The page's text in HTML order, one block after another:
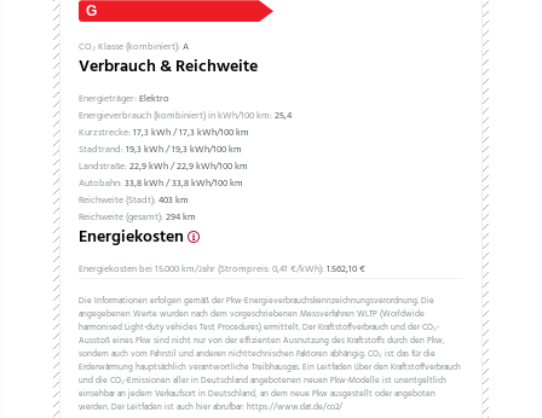
CO₂ Klasse (kombiniert):A
Verbrauch & Reichweite
Energieträger:Elektro
Energieverbrauch (kombiniert) in kWh/100 km:25,4
Kurzstrecke:17,3 kWh / 17,3 kWh/100 km
Stadtrand:19,3 kWh / 19,3 kWh/100 km
Landstraße:22,9 kWh / 22,9 kWh/100 km
Autobahn:33,8 kWh / 33,8 kWh/100 km
Reichweite (Stadt):403 km
Reichweite (gesamt):294 km
Energiekosten
Energiekosten bei 15.000 km/Jahr (Strompreis:0,41 €/kWh):1.562,10 €
Die Informationen erfolgen gemäß der Pkw-Energieverbrauchskennzeichnungsverordnung. Die
angegebenen Werte wurden nach dem vorgeschriebenen Messverfahren WLTP (Worldwide
harmonised Light-duty vehicles Test Procedures) ermittelt. Der Kraftstoffverbrauch und der CO₂-
Ausstoß eines Pkw sind nicht nur von der effizienten Ausnutzung des Kraftstoffs durch den Pkw,
sondern auch vom Fahrstil und anderen nichttechnischen Faktoren abhängig. CO₂ ist das für die
Erderwärmung hauptsächlich verantwortliche Treibhausgas. Ein Leitfaden über den Kraftstoffverbrauch
und die CO₂-Emissionen aller in Deutschland angebotenen neuen Pkw-Modelle ist unentgeltlich
einsehbar an jedem Verkaufsort in Deutschland, an dem neue Pkw ausgestellt oder angeboten
werden. Der Leitfaden ist auch hier abrufbar: https://www.dat.de/co2/